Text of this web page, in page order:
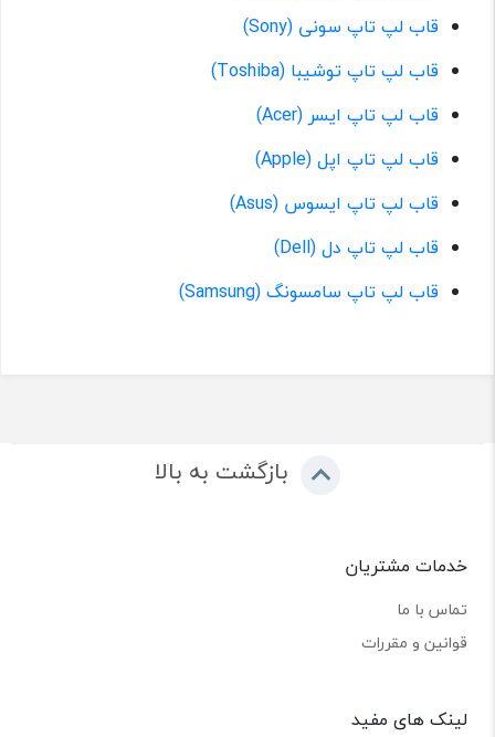
قاب لپ تاپ سونی (Sony)
قاب لپ تاپ توشیبا (Toshiba)
قاب لپ تاپ ایسر (Acer)
قاب لپ تاپ اپل (Apple)
قاب لپ تاپ ایسوس (Asus)
قاب لپ تاپ دل (Dell)
قاب لپ تاپ سامسونگ (Samsung)
بازگشت به بالا
خدمات مشتریان
تماس با ما
قوانین و مقررات
لینک های مفید